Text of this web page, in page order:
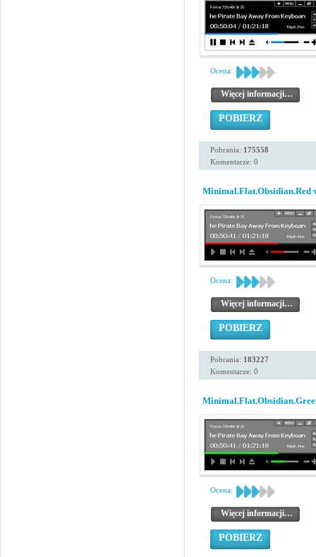
Ocena:
Więcej informacji…
POBIERZ
Pobrania: 175558
Komentarze: 0
Minimal.Flat.Obsidian.Red
Ocena:
Więcej informacji…
POBIERZ
Pobrania: 183227
Komentarze: 0
Ocena:
Więcej informacji…
POBIERZ